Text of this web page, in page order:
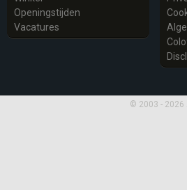
Openingstijden
Vacatures
© 2003 - 2026